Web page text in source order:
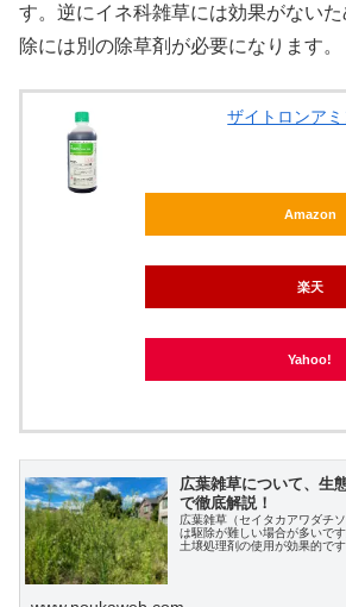
す。逆にイネ科雑草には効果がない
除には別の除草剤が必要になります。
ザイトロンアミ
Amazon
楽天
Yahoo!
広葉雑草について、生
で徹底解説！
広葉雑草（セイタカアワダチ
は駆除が難しい場合が多いで
土壌処理剤の使用が効果的で